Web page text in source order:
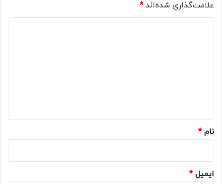
علامت‌گذاری شده‌اند*
نام*
ایمیل*